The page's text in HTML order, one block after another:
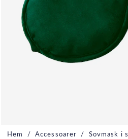
Hem Accessoarer Sovmask i